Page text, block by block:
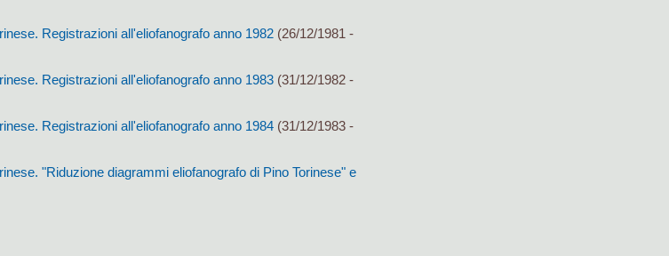
Registrazioni all'eliofanografo anno 1982(26/12/1981 -
Registrazioni all'eliofanografo anno 1983(31/12/1982 -
Registrazioni all'eliofanografo anno 1984(31/12/1983 -
"Riduzione diagrammi eliofanografo di Pino Torinese" e